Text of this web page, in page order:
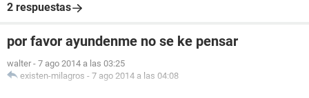
2 respuestas
por favor ayundenme no se ke pensar
walter - 7 ago 2014 a las 03:25
existen-milagros - 7 ago 2014 a las 04:08